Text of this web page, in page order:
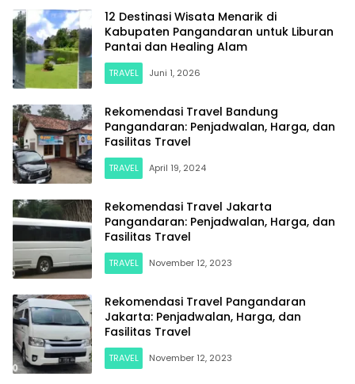
12 Destinasi Wisata Menarik di
Kabupaten Pangandaran untuk Liburan
Pantai dan Healing Alam
TRAVEL Juni 1, 2026
Rekomendasi Travel Bandung
Pangandaran: Penjadwalan, Harga, dan
Fasilitas Travel
TRAVEL April 19, 2024
Rekomendasi Travel Jakarta
Pangandaran: Penjadwalan, Harga, dan
Fasilitas Travel
TRAVEL November 12, 2023
Rekomendasi Travel Pangandaran
Jakarta: Penjadwalan, Harga, dan
Fasilitas Travel
TRAVEL November 12, 2023